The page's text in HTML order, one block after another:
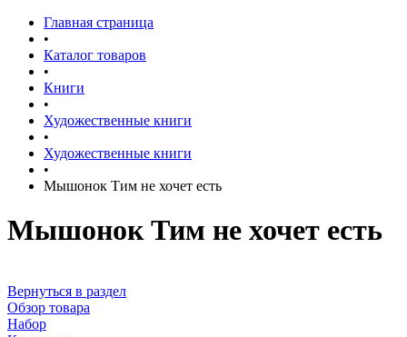
Главная страница
•
Каталог товаров
•
Книги
•
Художественные книги
•
Художественные книги
•
Мышонок Тим не хочет есть
Мышонок Тим не хочет есть
Вернуться в раздел
Обзор товара
Набор